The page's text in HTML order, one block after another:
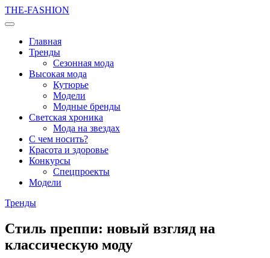
THE-FASHION
Главная
Тренды
Сезонная мода
Высокая мода
Кутюрье
Модели
Модные бренды
Светская хроника
Мода на звездах
С чем носить?
Красота и здоровье
Конкурсы
Спецпроекты
Модели
Тренды
Стиль преппи: новый взгляд на
классическую моду